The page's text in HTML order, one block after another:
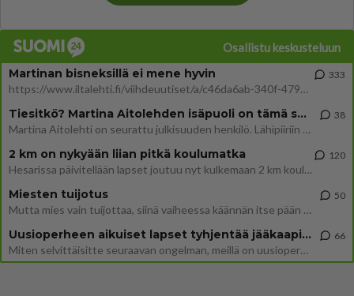
Osallistu keskusteluun
Martinan bisneksillä ei mene hyvin
https://www.iltalehti.fi/viihdeuutiset/a/c46da6ab-340f-4790-aaa7-0865eed2336 Yrityksen konkurssihakemus on tullut kärä
333
Tiesitkö? Martina Aitolehden isäpuoli on tämä suosittu laulaja
Martina Aitolehti on seurattu julkisuuden henkilö. Lähipiiriin mahtuu muitakin tunnettuja henkilöitä. Tiesitkö, että Ma
38
2 km on nykyään liian pitkä koulumatka
Hesarissa päivitellään lapset joutuu nyt kulkemaan 2 km kouluun jösses. Ruostefillarilla tuo matka menee vaikka miten äk
120
Miesten tuijotus
Mutta mies vain tuijottaa, siinä vaiheessa käännän itse pään pois. Mikä juttu? Yleensä jos joku tuijottaa tai katsoo, hä
50
Uusioperheen aikuiset lapset tyhjentää jääkaapin käydessään
Miten selvittäisitte seuraavan ongelman, meillä on uusioperhe, minulla teini-ikäiset lapset ja puolisolla aikuiset, jotk
66